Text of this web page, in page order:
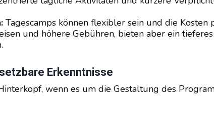
Tagescamps können flexibler sein und die Kosten
und höhere Gebühren, bieten aber ein
Erkenntnisse
wenn es um die Gestaltung des